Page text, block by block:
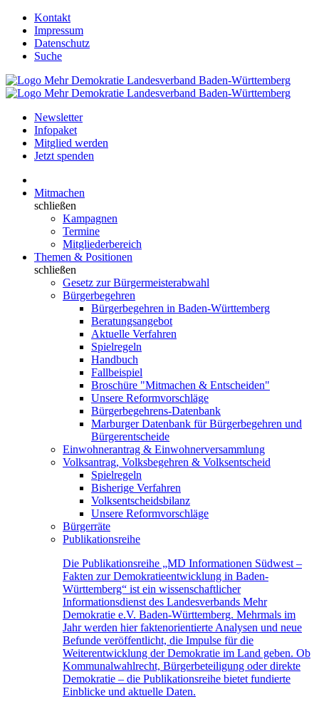
Kontakt
Impressum
Datenschutz
Suche
Newsletter
Infopaket
Mitglied werden
Jetzt spenden
Mitmachen
schließen
Kampagnen
Termine
Mitgliederbereich
Themen & Positionen
schließen
Gesetz zur Bürgermeisterabwahl
Bürgerbegehren
Bürgerbegehren in Baden-Württemberg
Beratungsangebot
Aktuelle Verfahren
Spielregeln
Handbuch
Fallbeispiel
Broschüre "Mitmachen & Entscheiden"
Unsere Reformvorschläge
Bürgerbegehrens-Datenbank
Marburger Datenbank für Bürgerbegehren und
Bürgerentscheide
Einwohnerantrag & Einwohnerversammlung
Volksantrag, Volksbegehren & Volksentscheid
Spielregeln
Bisherige Verfahren
Volksentscheidsbilanz
Unsere Reformvorschläge
Bürgerräte
Publikationsreihe
Die Publikationsreihe „MD Informationen Südwest –
Fakten zur Demokratieentwicklung in Baden-
Württemberg“ ist ein wissenschaftlicher
Informationsdienst des Landesverbands Mehr
Demokratie e.V. Baden-Württemberg. Mehrmals im
Jahr werden hier faktenorientierte Analysen und neue
Befunde veröffentlicht, die Impulse für die
Weiterentwicklung der Demokratie im Land geben. Ob
Kommunalwahlrecht, Bürgerbeteiligung oder direkte
Demokratie – die Publikationsreihe bietet fundierte
Einblicke und aktuelle Daten.